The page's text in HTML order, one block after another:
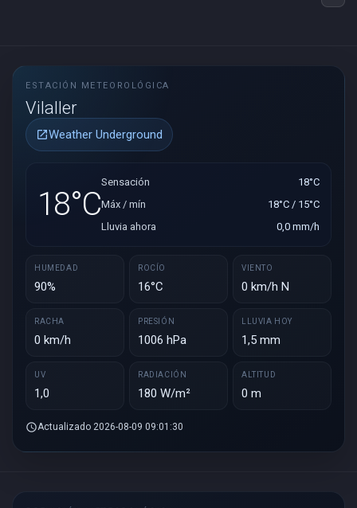
ESTACIÓN METEOROLÓGICA
Vilaller
open_in_newWeather Underground
18°C
Sensación
18°C
Máx / mín
18°C / 15°C
Lluvia ahora
0,0 mm/h
HUMEDAD
90%
ROCÍO
16°C
VIENTO
0 km/h N
RACHA
0 km/h
PRESIÓN
1006 hPa
LLUVIA HOY
1,5 mm
UV
1,0
RADIACIÓN
180 W/m²
ALTITUD
0 m
scheduleActualizado 2026-08-09 09:01:30